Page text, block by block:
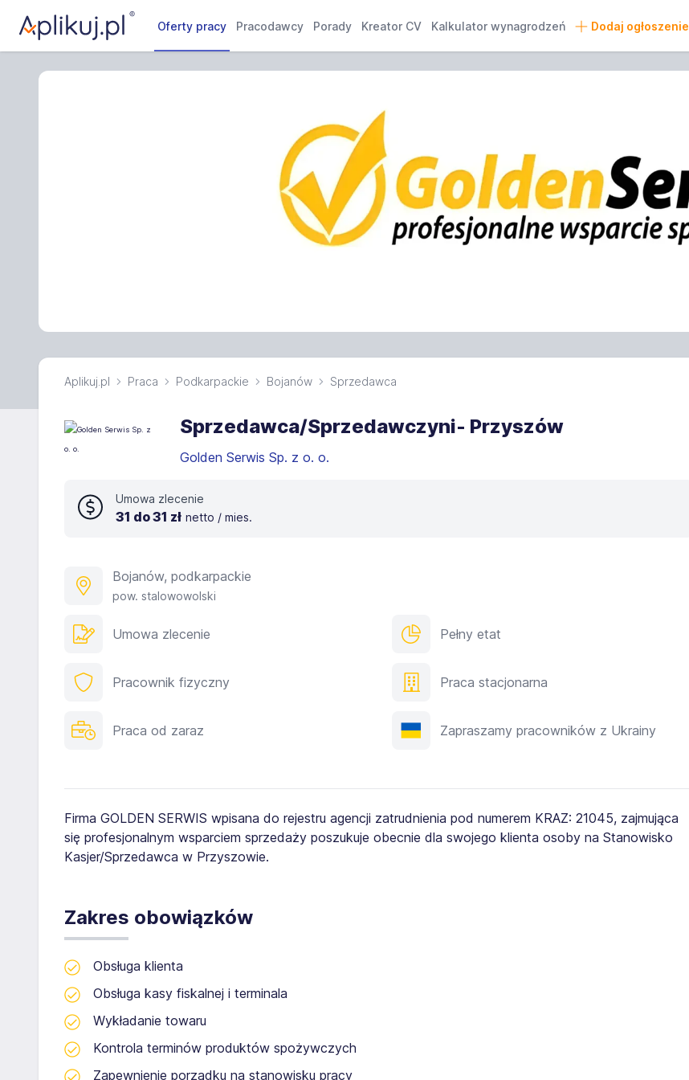
Oferty pracy Pracodawcy Porady Kreator CV Kalkulator wynagrodzeń Dodaj ogłoszenie
Aplikuj.pl Praca Podkarpackie Bojanów Sprzedawca
Sprzedawca/Sprzedawczyni- Przyszów
Golden Serwis Sp. z o. o.
Umowa zlecenie
31 do 31 zł netto / mies.
Bojanów, podkarpackie
pow. stalowowolski
Umowa zlecenie Pełny etat
Pracownik fizyczny Praca stacjonarna
Praca od zaraz Zapraszamy pracowników z Ukrainy
Firma GOLDEN SERWIS wpisana do rejestru agencji zatrudnienia pod numerem KRAZ: 21045, zajmująca
się profesjonalnym wsparciem sprzedaży poszukuje obecnie dla swojego klienta osoby na Stanowisko
Kasjer/Sprzedawca w Przyszowie.
Zakres obowiązków
Obsługa klienta
Obsługa kasy fiskalnej i terminala
Wykładanie towaru
Kontrola terminów produktów spożywczych
Zapewnienie porządku na stanowisku pracy